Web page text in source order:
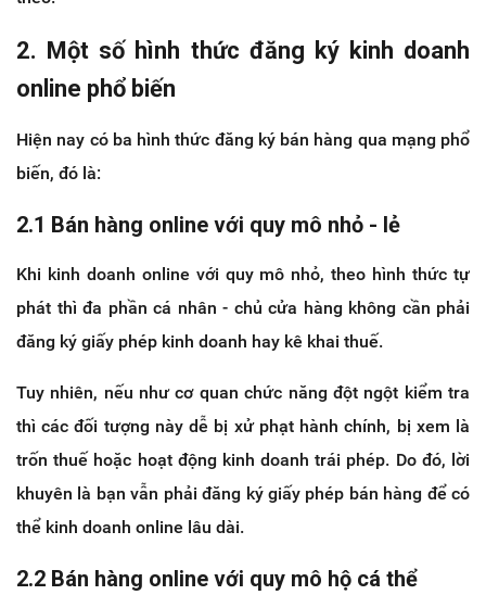
2. Một số hình thức đăng ký kinh doanh
online phổ biến
Hiện nay có ba hình thức đăng ký bán hàng qua mạng phổ
biến, đó là:
2.1 Bán hàng online với quy mô nhỏ - lẻ
Khi kinh doanh online với quy mô nhỏ, theo hình thức tự
phát thì đa phần cá nhân - chủ cửa hàng không cần phải
đăng ký giấy phép kinh doanh hay kê khai thuế.
Tuy nhiên, nếu như cơ quan chức năng đột ngột kiểm tra
thì các đối tượng này dễ bị xử phạt hành chính, bị xem là
trốn thuế hoặc hoạt động kinh doanh trái phép. Do đó, lời
khuyên là bạn vẫn phải đăng ký giấy phép bán hàng để có
thể kinh doanh online lâu dài.
2.2 Bán hàng online với quy mô hộ cá thể